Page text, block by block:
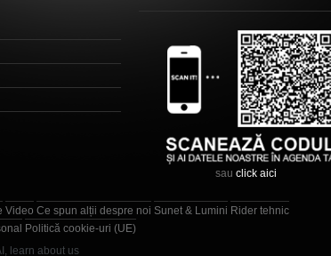
sau click aici
Video Ce spun alții despre noi Sunet & Lumini Rider tehnic
Politică cookie-uri (UE)
learn about us